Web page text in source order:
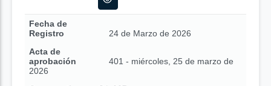
Fecha de
Registro
24 de Marzo de 2026
Acta de
aprobación
401 - miércoles, 25 de marzo de
2026